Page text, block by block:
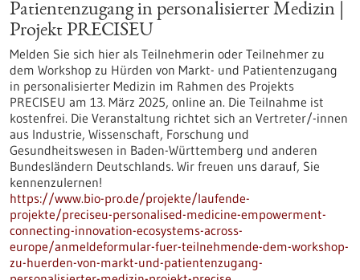
Patientenzugang in personalisierter Medizin |
Projekt PRECISEU
Melden Sie sich hier als Teilnehmerin oder Teilnehmer zu
dem Workshop zu Hürden von Markt- und Patientenzugang
in personalisierter Medizin im Rahmen des Projekts
PRECISEU am 13. März 2025, online an. Die Teilnahme ist
kostenfrei. Die Veranstaltung richtet sich an Vertreter/-innen
aus Industrie, Wissenschaft, Forschung und
Gesundheitswesen in Baden-Württemberg und anderen
Bundesländern Deutschlands. Wir freuen uns darauf, Sie
kennenzulernen!
https://www.bio-pro.de/projekte/laufende-
projekte/preciseu-personalised-medicine-empowerment-
connecting-innovation-ecosystems-across-
europe/anmeldeformular-fuer-teilnehmende-dem-workshop-
zu-huerden-von-markt-und-patientenzugang-